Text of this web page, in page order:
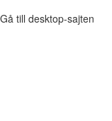
Gå till desktop-sajten